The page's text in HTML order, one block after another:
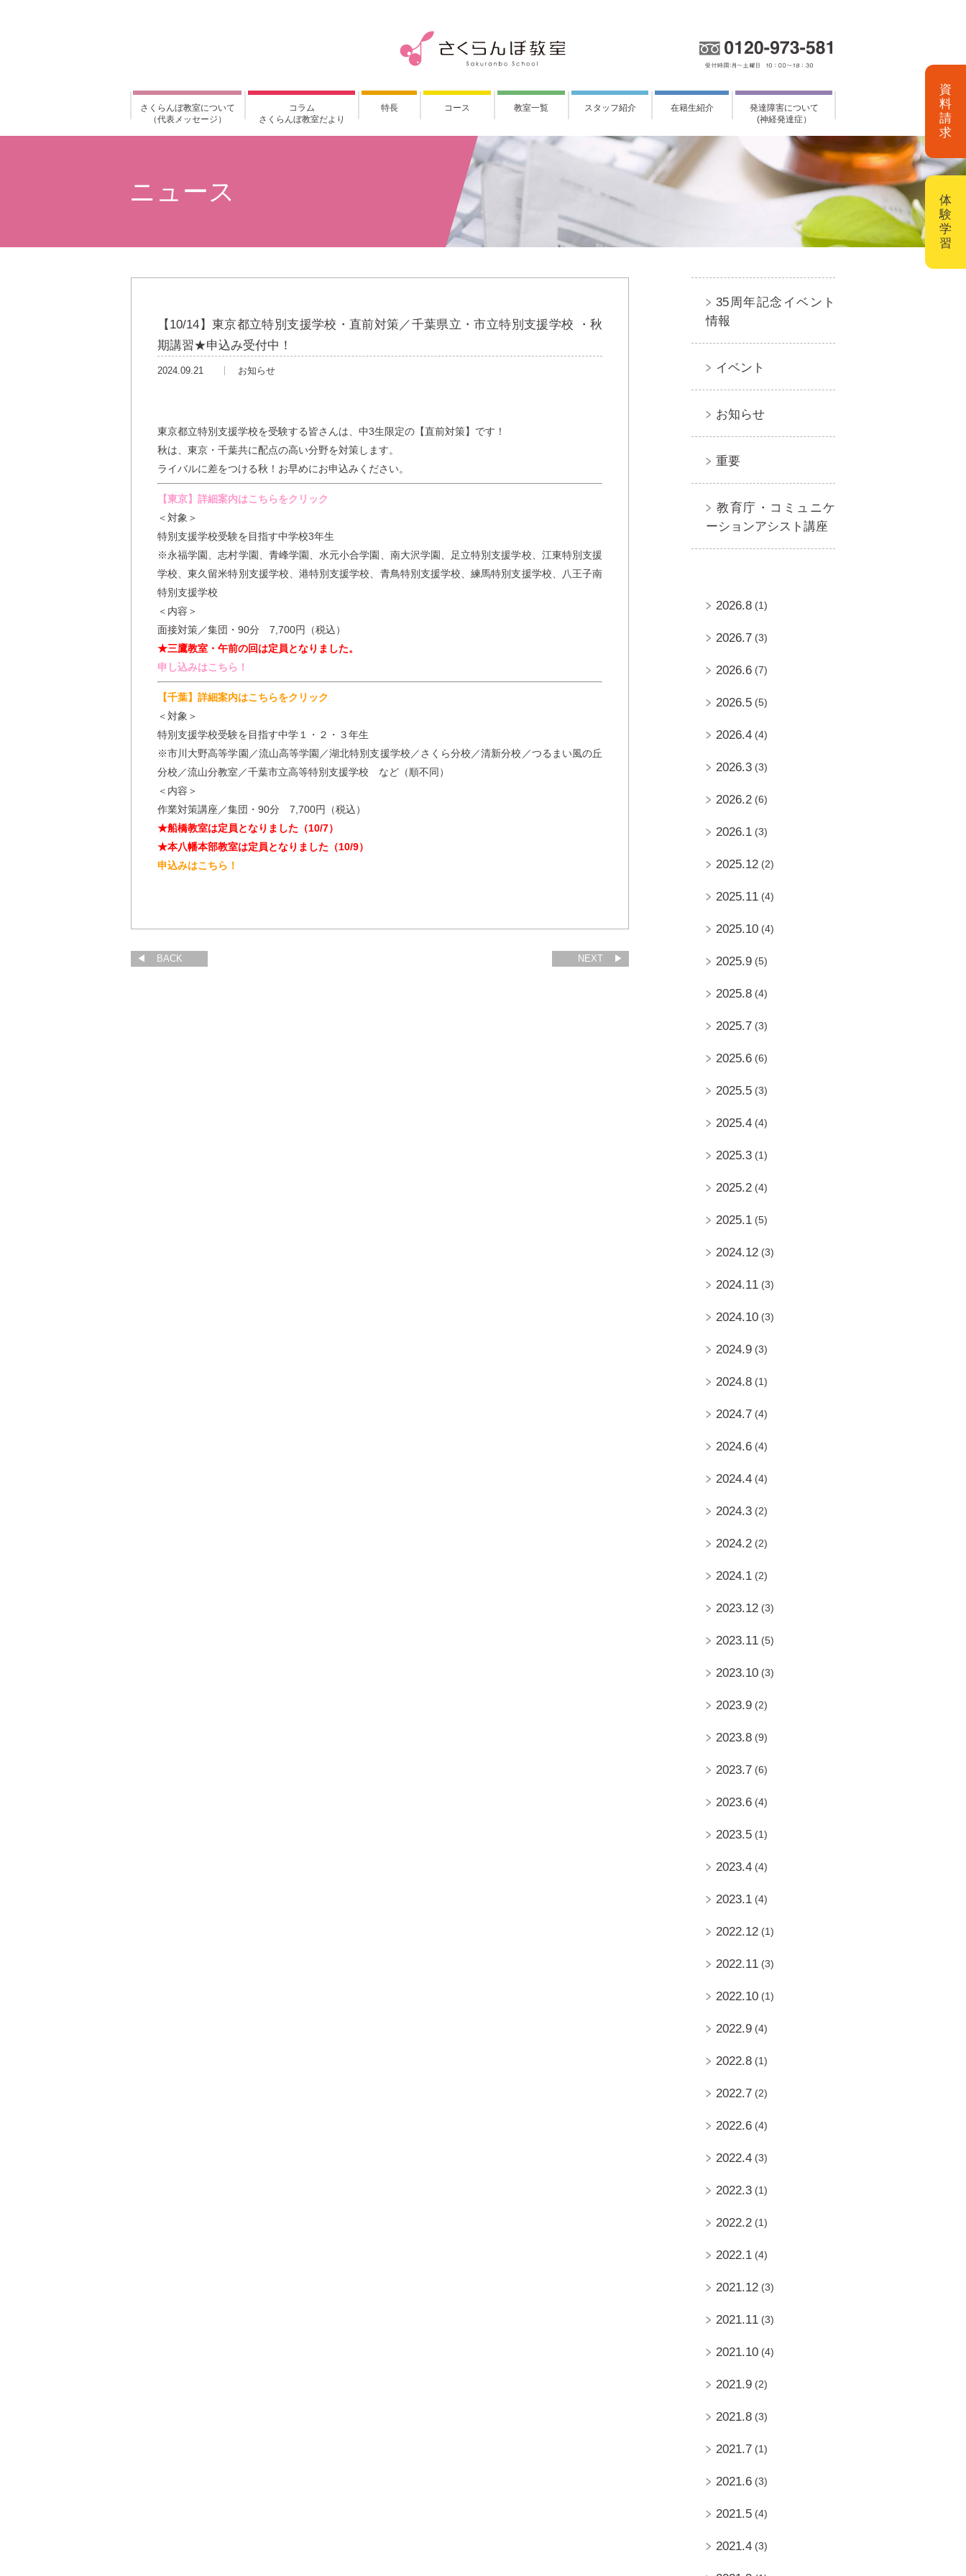
さくらんぼ教室について
（代表メッセージ）
コラム
さくらんぼ教室だより
特長 コース 教室一覧 スタッフ紹介 在籍生紹介
発達障害について
(神経発達症）
ニュース
【10/14】東京都立特別支援学校・直前対策／千葉県立・市立特別支援学校 ・秋
期講習★申込み受付中！
2024.09.21 お知らせ
東京都立特別支援学校を受験する皆さんは、中3生限定の【直前対策】です！
秋は、東京・千葉共に配点の高い分野を対策します。
ライバルに差をつける秋！お早めにお申込みください。
【東京】 詳細案内はこちらをクリック
＜対象＞
特別支援学校受験を目指す中学校3年生
※永福学園、志村学園、青峰学園、水元小合学園、南大沢学園、足立特別支援学校、江東特別支援
学校、東久留米特別支援学校、港特別支援学校、青鳥特別支援学校、練馬特別支援学校、八王子南
特別支援学校
＜内容＞
面接対策／集団・90分 7,700円（税込）
★三鷹教室・午前の回は定員となりました。
申し込みはこちら！
【千葉】 詳細案内はこちらをクリック
＜対象＞
特別支援学校受験を目指す中学１・２・３年生
※市川大野高等学園／流山高等学園／湖北特別支援学校／さくら分校／清新分校／つるまい風の丘
分校／流山分教室／千葉市立高等特別支援学校 など（順不同）
＜内容＞
作業対策講座／集団・90分 7,700円（税込）
★船橋教室は定員となりました（10/7）
★本八幡本部教室は定員となりました（10/9）
申込みはこちら！
BACK NEXT
35周年記念イベント
情報
イベント
お知らせ
重要
教育庁・コミュニケ
ーションアシスト講座
2026.8 (1)
2026.7 (3)
2026.6 (7)
2026.5 (5)
2026.4 (4)
2026.3 (3)
2026.2 (6)
2026.1 (3)
2025.12 (2)
2025.11 (4)
2025.10 (4)
2025.9 (5)
2025.8 (4)
2025.7 (3)
2025.6 (6)
2025.5 (3)
2025.4 (4)
2025.3 (1)
2025.2 (4)
2025.1 (5)
2024.12 (3)
2024.11 (3)
2024.10 (3)
2024.9 (3)
2024.8 (1)
2024.7 (4)
2024.6 (4)
2024.4 (4)
2024.3 (2)
2024.2 (2)
2024.1 (2)
2023.12 (3)
2023.11 (5)
2023.10 (3)
2023.9 (2)
2023.8 (9)
2023.7 (6)
2023.6 (4)
2023.5 (1)
2023.4 (4)
2023.1 (4)
2022.12 (1)
2022.11 (3)
2022.10 (1)
2022.9 (4)
2022.8 (1)
2022.7 (2)
2022.6 (4)
2022.4 (3)
2022.3 (1)
2022.2 (1)
2022.1 (4)
2021.12 (3)
2021.11 (3)
2021.10 (4)
2021.9 (2)
2021.8 (3)
2021.7 (1)
2021.6 (3)
2021.5 (4)
2021.4 (3)
資
料
請
求
体
験
学
習